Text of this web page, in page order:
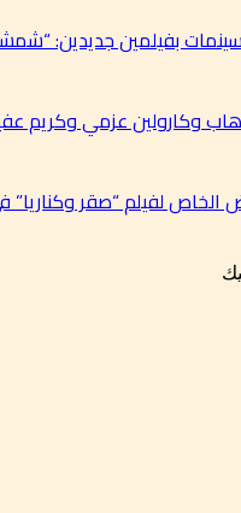
بفيلمين جديدين:
وكارولين عزمي وكريم
لفيلم “صقر